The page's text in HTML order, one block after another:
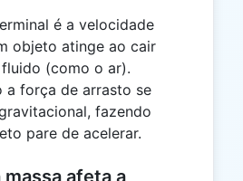
é a velocidade
objeto atinge ao cair
(como o ar).
a força de arrasto se
fazendo
pare de acelerar.
massa afeta a